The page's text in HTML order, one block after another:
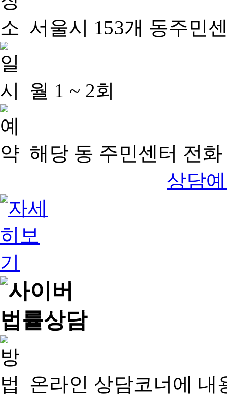
서울시 153개 동주민
월 1 ~ 2회
해당 동 주민센터 전
상담
온라인 상담코너에 내